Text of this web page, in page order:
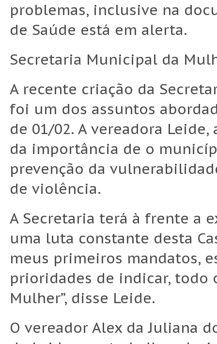
problemas, inclusive na
de Saúde está em alerta.
Secretaria Municipal da
A recente criação da
foi um dos assuntos
de 01/02. A vereadora
da importância de o
prevenção da
de violência.
A Secretaria terá à frente a
uma luta constante desta
meus primeiros mandatos,
prioridades de indicar, todo
Mulher”, disse Leide.
O vereador Alex da Juliana